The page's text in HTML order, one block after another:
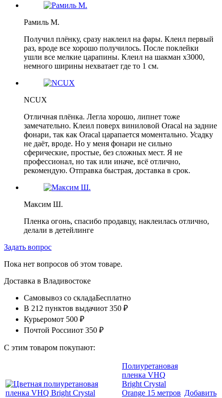
Рамиль М.
Получил плёнку, сразу наклеил на фары. Клеил первый
раз, вроде все хорошо получилось. После поклейки
ушли все мелкие царапины. Клеил на шакман х3000,
немного ширины нехватает где то 1 см.
NCUX
Отличная плёнка. Легла хорошо, липнет тоже
замечательно. Клеил поверх виниловой Oracal на задние
фонари, так как Oracal царапается моментально. Усадку
не даёт, вроде. Но у меня фонари не сильно
сферические, простые, без сложных мест. Я не
профессионал, но так или иначе, всё отлично,
рекомендую. Отправка быстрая, доставка в срок.
Максим Ш.
Пленка огонь, спасибо продавцу, наклеилась отлично,
делали в детейлинге
Задать вопрос
Пока нет вопросов об этом товаре.
Доставка в Владивостоке
Самовывоз со складаБесплатно
В 212 пунктов выдачиот 350 ₽
Курьеромот 500 ₽
Почтой Россииот 350 ₽
С этим товаром покупают:
Полиуретановая
пленка VHQ
Bright Crystal
Orange 15 метров Добавить